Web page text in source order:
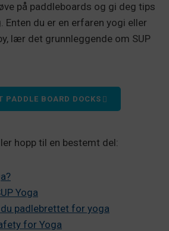
på paddleboards og gi deg tips
du er en erfaren yogi eller
lær det grunnleggende om SUP
PADDLE BOARD DOCKS
hopp til en bestemt del:
Yoga
padlebrettet for yoga
for Yoga